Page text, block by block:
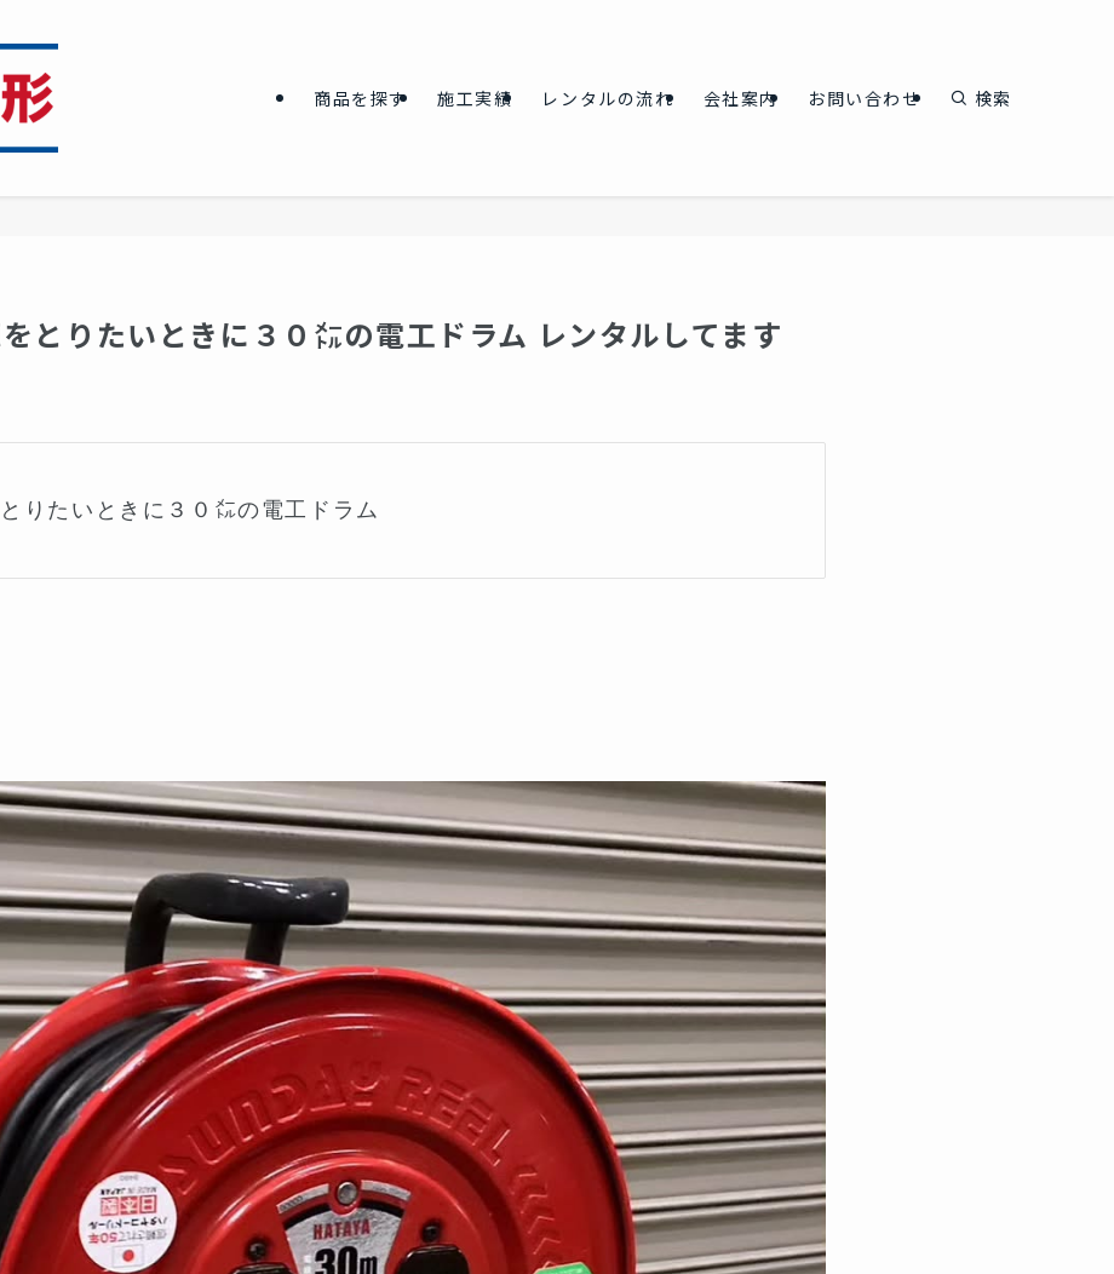
商品を探す 施工実績 レンタルの流れ 会社案内 お問い合わせ 検索
とりたいときに３０㍍の電工ドラム レンタルしてます️
りたいときに３０㍍の電工ドラム